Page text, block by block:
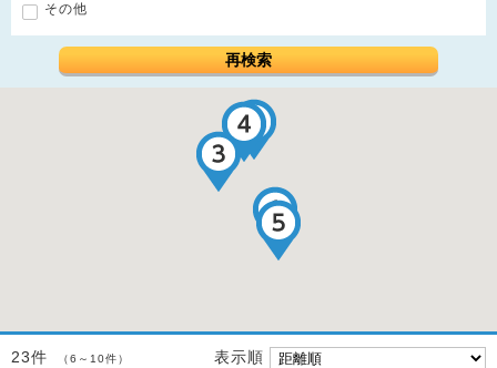
その他
再検索
23件 （6～10件） 表示順